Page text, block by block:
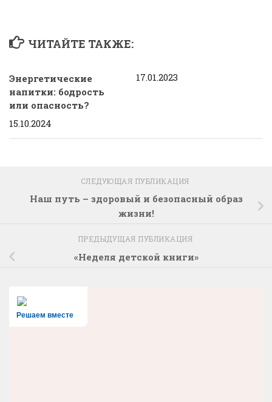
ЧИТАЙТЕ ТАКЖЕ:
Энергетические
напитки: бодрость
или опасность?
15.10.2024
17.01.2023
СЛЕДУЮЩАЯ ПУБЛИКАЦИЯ
Наш путь – здоровый и безопасный образ
жизни!
ПРЕДЫДУЩАЯ ПУБЛИКАЦИЯ
«Неделя детской книги»
Решаем вместе